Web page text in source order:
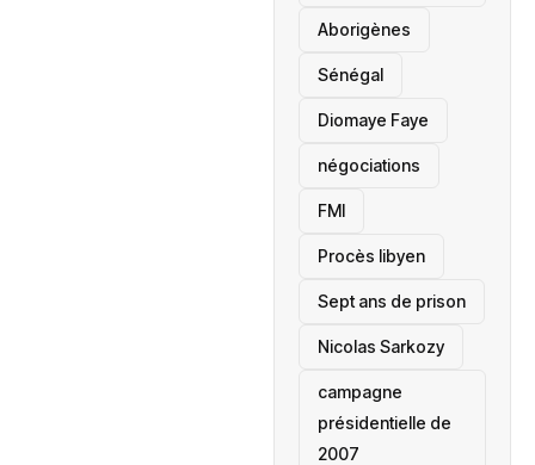
Aborigènes
Sénégal
Diomaye Faye
négociations
FMI
Procès libyen
Sept ans de prison
Nicolas Sarkozy
campagne
présidentielle de
2007